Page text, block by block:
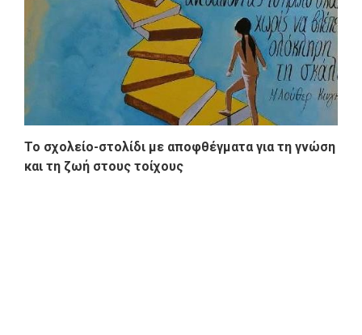
Το σχολείο-στολίδι με αποφθέγματα για τη γνώση
και τη ζωή στους τοίχους